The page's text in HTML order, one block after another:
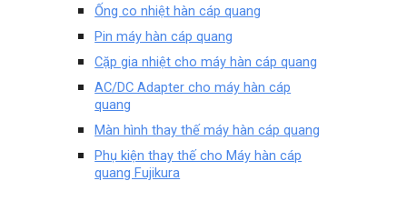
Ống co nhiệt hàn cáp quang
Pin máy hàn cáp quang
Cặp gia nhiệt cho máy hàn cáp quang
AC/DC Adapter cho máy hàn cáp
quang
Màn hình thay thế máy hàn cáp quang
Phụ kiện thay thế cho Máy hàn cáp
quang Fujikura